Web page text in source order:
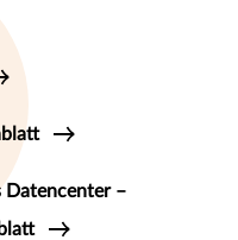
Datencenter –